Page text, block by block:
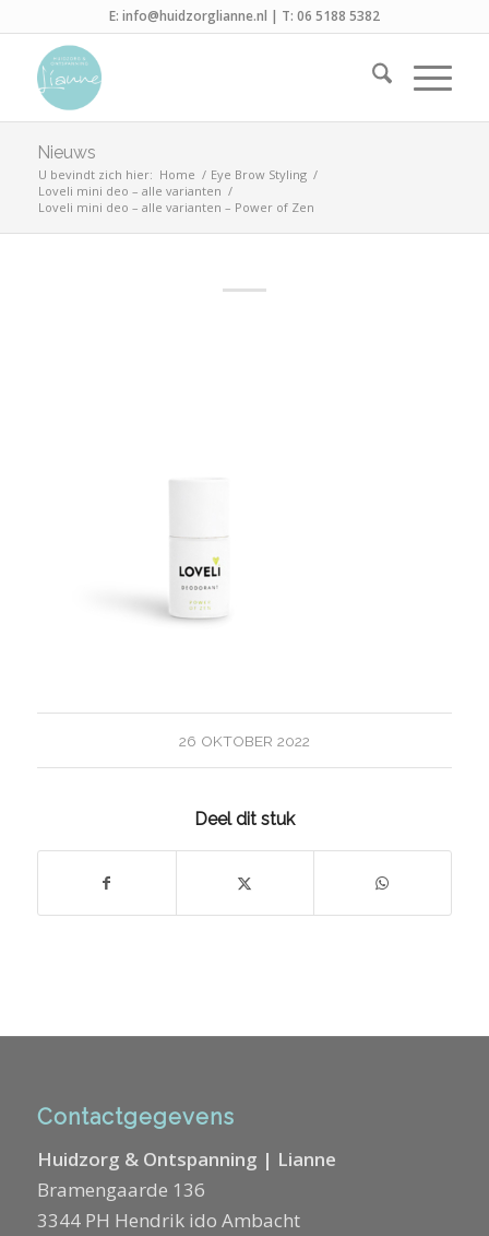
E: info@huidzorglianne.nl | T: 06 5188 5382
Nieuws
U bevindt zich hier: Home / Eye Brow Styling /
Loveli mini deo – alle varianten /
Loveli mini deo – alle varianten – Power of Zen
26 OKTOBER 2022
Deel dit stuk
Contactgegevens
Huidzorg & Ontspanning | Lianne
Bramengaarde 136
3344 PH Hendrik ido Ambacht